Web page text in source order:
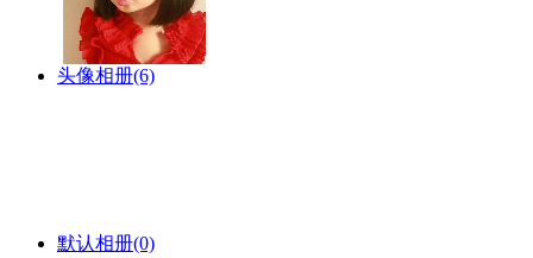
头像相册(6)
默认相册(0)